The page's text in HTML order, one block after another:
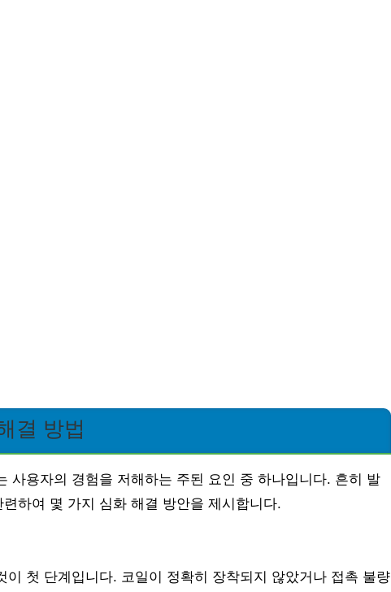
결 방법
사용자의 경험을 저해하는 주된 요인 중 하나입니다. 흔히 발
하여 몇 가지 심화 해결 방안을 제시합니다.
이 첫 단계입니다. 코일이 정확히 장착되지 않았거나 접촉 불량